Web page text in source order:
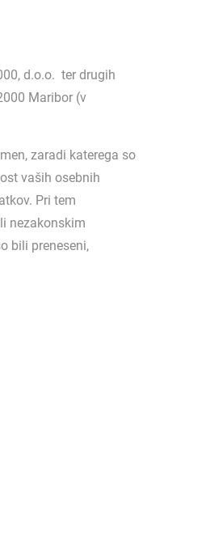
d.o.o. ter drugih
Maribor (v
zaradi katerega so
vaših osebnih
Pri tem
nezakonskim
bili preneseni,